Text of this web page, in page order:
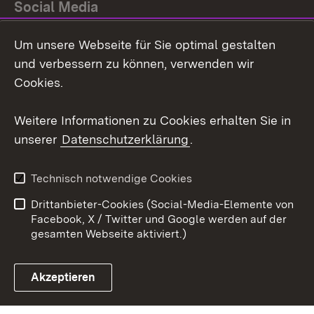
Social Media
Facebook
Link zum Landesportal
Barrierefreiheit
Kontakt
Cookies
Um unsere Webseite für Sie optimal gestalten
und verbessern zu können, verwenden wir
Cookies.
Weitere Informationen zu Cookies erhalten Sie in
unserer Datenschutzerklärung.
Technisch notwendige Cookies
Drittanbieter-Cookies (Social-Media-Elemente von
Facebook, X / Twitter und Google werden auf der
gesamten Webseite aktiviert.)
Akzeptieren